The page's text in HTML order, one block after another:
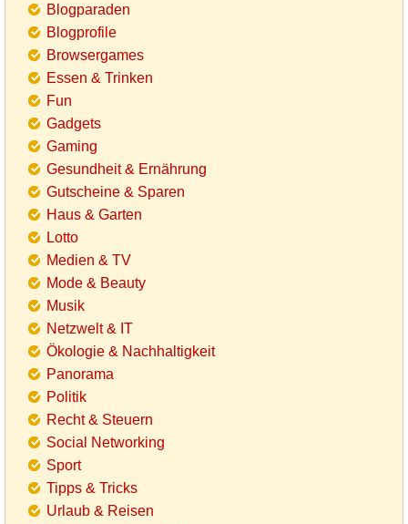
Blogparaden
Blogprofile
Browsergames
Essen & Trinken
Fun
Gadgets
Gaming
Gesundheit & Ernährung
Gutscheine & Sparen
Haus & Garten
Lotto
Medien & TV
Mode & Beauty
Musik
Netzwelt & IT
Ökologie & Nachhaltigkeit
Panorama
Politik
Recht & Steuern
Social Networking
Sport
Tipps & Tricks
Urlaub & Reisen